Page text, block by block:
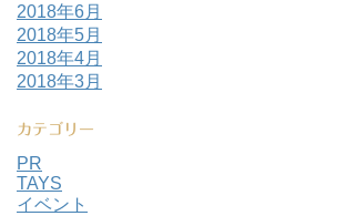
2018年6月
2018年5月
2018年4月
2018年3月
カテゴリー
PR
TAYS
イベント